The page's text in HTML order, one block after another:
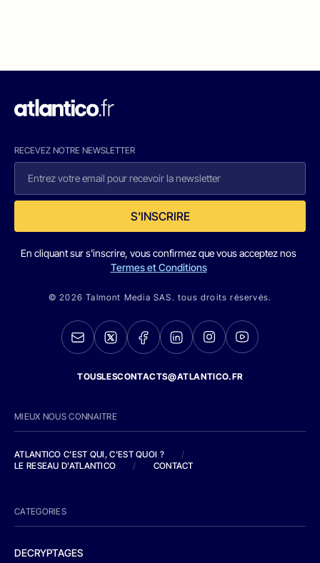
RECEVEZ NOTRE NEWSLETTER
S'INSCRIRE
En cliquant sur s'inscrire, vous confirmez que vous acceptez nos
Termes et Conditions
© 2026 Talmont Media SAS. tous droits réservés.
TOUSLESCONTACTS@ATLANTICO.FR
MIEUX NOUS CONNAITRE
ATLANTICO C'EST QUI, C'EST QUOI ?
/
LE RESEAU D'ATLANTICO
/ CONTACT
CATEGORIES
DECRYPTAGES